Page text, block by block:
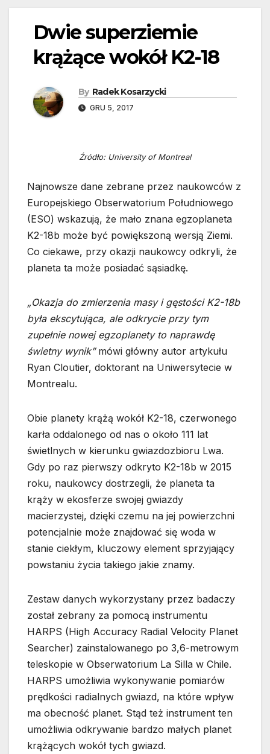
Dwie superziemie
krążące wokół K2-18
By Radek Kosarzycki
GRU 5, 2017
Źródło: University of Montreal
Najnowsze dane zebrane przez naukowców z
Europejskiego Obserwatorium Południowego
(ESO) wskazują, że mało znana egzoplaneta
K2-18b może być powiększoną wersją Ziemi.
Co ciekawe, przy okazji naukowcy odkryli, że
planeta ta może posiadać sąsiadkę.
„Okazja do zmierzenia masy i gęstości K2-18b
była ekscytująca, ale odkrycie przy tym
zupełnie nowej egzoplanety to naprawdę
świetny wynik”mówi główny autor artykułu
Ryan Cloutier, doktorant na Uniwersytecie w
Montrealu.
Obie planety krążą wokół K2-18, czerwonego
karła oddalonego od nas o około 111 lat
świetlnych w kierunku gwiazdozbioru Lwa.
Gdy po raz pierwszy odkryto K2-18b w 2015
roku, naukowcy dostrzegli, że planeta ta
krąży w ekosferze swojej gwiazdy
macierzystej, dzięki czemu na jej powierzchni
potencjalnie może znajdować się woda w
stanie ciekłym, kluczowy element sprzyjający
powstaniu życia takiego jakie znamy.
Zestaw danych wykorzystany przez badaczy
został zebrany za pomocą instrumentu
HARPS (High Accuracy Radial Velocity Planet
Searcher) zainstalowanego po 3,6-metrowym
teleskopie w Obserwatorium La Silla w Chile.
HARPS umożliwia wykonywanie pomiarów
prędkości radialnych gwiazd, na które wpływ
ma obecność planet. Stąd też instrument ten
umożliwia odkrywanie bardzo małych planet
krążących wokół tych gwiazd.